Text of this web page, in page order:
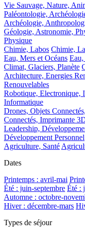
Vie Sauvage, Nature,
Paléontologie,
Archéologie,
Géologie, Astronomie,
Physique
Chimie, Labos Chimie,
Eau, Mers et Océans Eau,
Climat, Glaciers, Planète
Architecture, Energies
Renouvelables
Robotique, Electronique,
Informatique
Drones, Objets
Connectés, Imprimante
Leadership,
Développement Personnel
Agriculture, Santé
Dates
Printemps : avril-mai
Été : juin-septembre Été :
Automne : octobre-
Hiver : décembre-mars
Types de séjour